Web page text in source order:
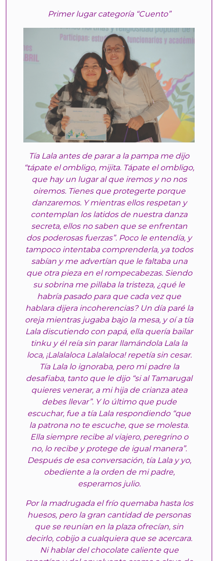
Primer lugar categoría “Cuento”
Tía Lala antes de parar a la pampa me dijo
“tápate el ombligo, mijita. Tápate el ombligo,
que hay un lugar al que iremos y no nos
oiremos. Tienes que protegerte porque
danzaremos. Y mientras ellos respetan y
contemplan los latidos de nuestra danza
secreta, ellos no saben que se enfrentan
dos poderosas fuerzas”. Poco le entendía, y
tampoco intentaba comprenderla, ya todos
sabían y me advertían que le faltaba una
que otra pieza en el rompecabezas. Siendo
su sobrina me pillaba la tristeza, ¿qué le
habría pasado para que cada vez que
hablara dijera incoherencias? Un día paré la
oreja mientras jugaba bajo la mesa, y oí a tía
Lala discutiendo con papá, ella quería bailar
tinku y él reía sin parar llamándola Lala la
loca, ¡Lalalaloca Lalalaloca! repetía sin cesar.
Tía Lala lo ignoraba, pero mi padre la
desafiaba, tanto que le dijo “si al Tamarugal
quieres venerar, a mi hija de crianza atea
debes llevar”. Y lo último que pude
escuchar, fue a tía Lala respondiendo “que
la patrona no te escuche, que se molesta.
Ella siempre recibe al viajero, peregrino o
no, lo recibe y protege de igual manera”.
Después de esa conversación, tía Lala y yo,
obediente a la orden de mi padre,
esperamos julio.
Por la madrugada el frío quemaba hasta los
huesos, pero la gran cantidad de personas
que se reunían en la plaza ofrecían, sin
decirlo, cobijo a cualquiera que se acercara.
Ni hablar del chocolate caliente que